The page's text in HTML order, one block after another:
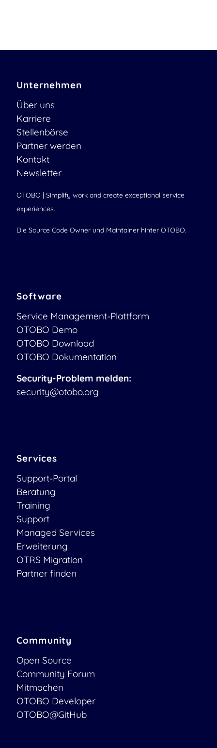
Unternehmen
Über uns
Karriere
Stellenbörse
Partner werden
Kontakt
Newsletter
OTOBO | Simplify work and create exceptional service
experiences.
Die Source Code Owner und Maintainer hinter OTOBO.
Software
Service Management-Plattform
OTOBO Demo
OTOBO Download
OTOBO Dokumentation
Security-Problem melden:
security@otobo.org
Services
Support-Portal
Beratung
Training
Support
Managed Services
Erweiterung
OTRS Migration
Partner finden
Community
Open Source
Community Forum
Mitmachen
OTOBO Developer
OTOBO@GitHub